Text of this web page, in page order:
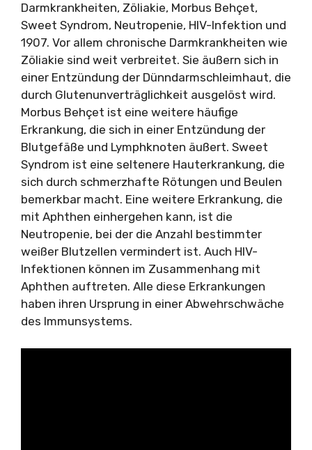
Darmkrankheiten, Zöliakie, Morbus Behçet,
Sweet Syndrom, Neutropenie, HIV-Infektion und
1907. Vor allem chronische Darmkrankheiten wie
Zöliakie sind weit verbreitet. Sie äußern sich in
einer Entzündung der Dünndarmschleimhaut, die
durch Glutenunverträglichkeit ausgelöst wird.
Morbus Behçet ist eine weitere häufige
Erkrankung, die sich in einer Entzündung der
Blutgefäße und Lymphknoten äußert. Sweet
Syndrom ist eine seltenere Hauterkrankung, die
sich durch schmerzhafte Rötungen und Beulen
bemerkbar macht. Eine weitere Erkrankung, die
mit Aphthen einhergehen kann, ist die
Neutropenie, bei der die Anzahl bestimmter
weißer Blutzellen vermindert ist. Auch HIV-
Infektionen können im Zusammenhang mit
Aphthen auftreten. Alle diese Erkrankungen
haben ihren Ursprung in einer Abwehrschwäche
des Immunsystems.